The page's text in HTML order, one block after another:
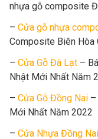
nhựa gỗ composite
– Cửa gỗ nhựa
Composite Biên Hòa
– Cửa Gỗ Đà Lạt –
Nhật Mới Nhất Năm
– Cửa Gỗ Đồng Nai –
Mới Nhất Năm 2022
– Cửa Nhựa Đồng Nai